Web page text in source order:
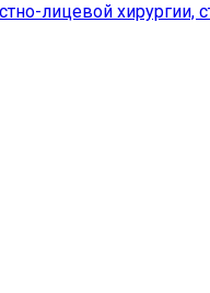
лицевой хирургии,